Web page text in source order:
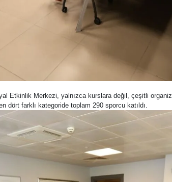
Etkinlik Merkezi, yalnızca kurslara değil, çeşitli
dört farklı kategoride toplam 290 sporcu katıldı.